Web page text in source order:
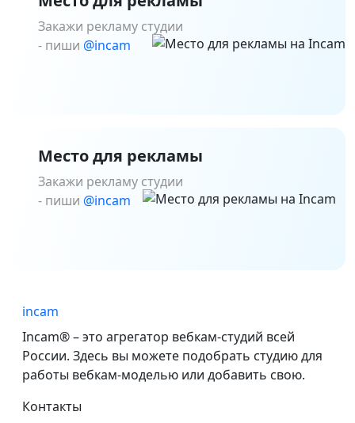
Закажи рекламу студии
- пиши @incam
Место для рекламы
Закажи рекламу студии
- пиши @incam
incam
Incam® – это агрегатор вебкам-студий всей
России. Здесь вы можете подобрать студию для
работы вебкам-моделью или добавить свою.
Контакты